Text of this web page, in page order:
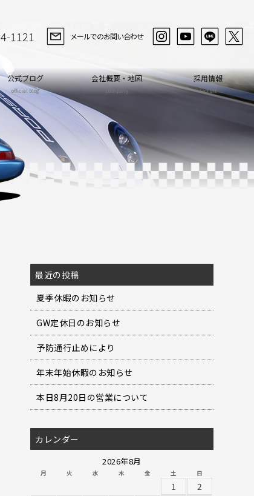
公式ブログ
official blog
会社概要・地図
company
採用情報
recruit
最近の投稿
夏季休暇のお知らせ
GW定休日のお知らせ
予防通行止めにより
年末年始休暇のお知らせ
本日8月20日の営業について
カレンダー
2026年8月
月 火 水 木 金 土 日
1
2
1121 メールでのお問い合わせ